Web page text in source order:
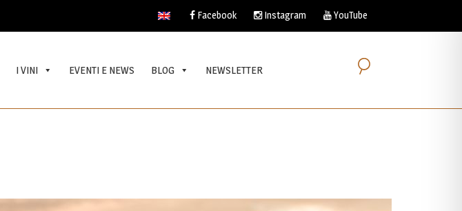
Facebook Instagram YouTube
I VINI EVENTI E NEWS BLOG NEWSLETTER